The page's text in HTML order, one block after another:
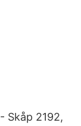
Skåp 2192,